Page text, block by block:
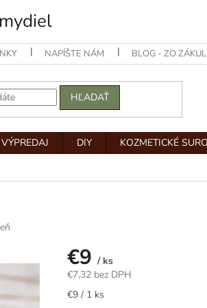
NAPÍŠTE NÁM BLOG - ZO
HĽADAŤ
VÝPREDAJ DIY
KOZMETICKÉ
€9 / ks
€7,32 bez DPH
Jednotková
€9 / 1 ks